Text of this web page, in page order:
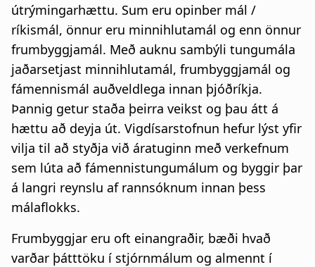
útrýmingarhættu. Sum eru opinber mál /
ríkismál, önnur eru minnihlutamál og enn önnur
frumbyggjamál. Með auknu sambýli tungumála
jaðarsetjast minnihlutamál, frumbyggjamál og
fámennismál auðveldlega innan þjóðríkja.
Þannig getur staða þeirra veikst og þau átt á
hættu að deyja út. Vigdísarstofnun hefur lýst yfir
vilja til að styðja við áratuginn með verkefnum
sem lúta að fámennistungumálum og byggir þar
á langri reynslu af rannsóknum innan þess
málaflokks.
Frumbyggjar eru oft einangraðir, bæði hvað
varðar þátttöku í stjórnmálum og almennt í